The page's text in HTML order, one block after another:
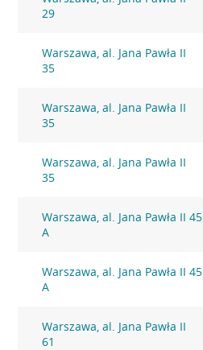
29
Warszawa, al. Jana Pawła II
35
Warszawa, al. Jana Pawła II
35
Warszawa, al. Jana Pawła II
35
Warszawa, al. Jana Pawła II 45
A
Warszawa, al. Jana Pawła II 45
A
Warszawa, al. Jana Pawła II
61